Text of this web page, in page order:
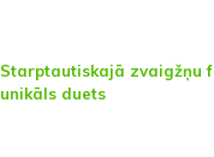
Starptautiskajā zvaigžņu
unikāls duets